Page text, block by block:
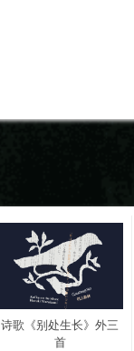
诗歌《别处生长》外三
首